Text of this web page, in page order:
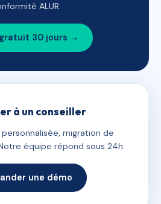
ALUR.
30 jours →
à un conseiller
migration de
équipe répond sous 24h.
une démo